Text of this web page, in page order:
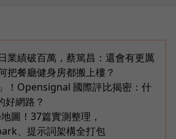
業績破百萬，蔡篤昌：還會有更厲
把餐廳健身房都搬上樓？
！Opensignal 國際評比揭密：什
好網路？
圖！37篇實測整理，
、提示詞架構全打包